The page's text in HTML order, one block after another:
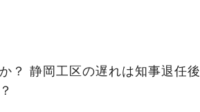
？ 静岡工区の遅れは知事退任後